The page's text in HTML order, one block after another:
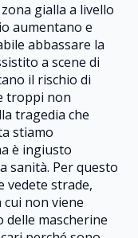
gialla a livello
aumentano e
abbassare la
a scene di
il rischio di
troppi non
tragedia che
stiamo
è ingiusto
sanità. Per questo
vedete strade,
non viene
delle mascherine